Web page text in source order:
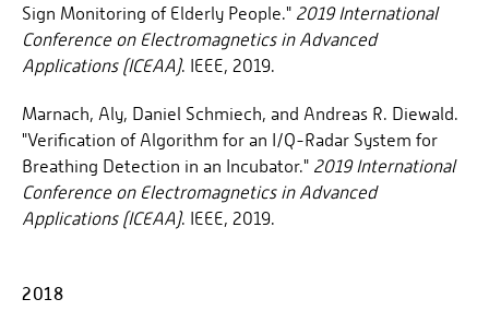
Sign Monitoring of Elderly People." 2019 International
Conference on Electromagnetics in Advanced
Applications (ICEAA). IEEE, 2019.
Marnach, Aly, Daniel Schmiech, and Andreas R. Diewald.
"Verification of Algorithm for an I/Q-Radar System for
Breathing Detection in an Incubator." 2019 International
Conference on Electromagnetics in Advanced
Applications (ICEAA). IEEE, 2019.
2018